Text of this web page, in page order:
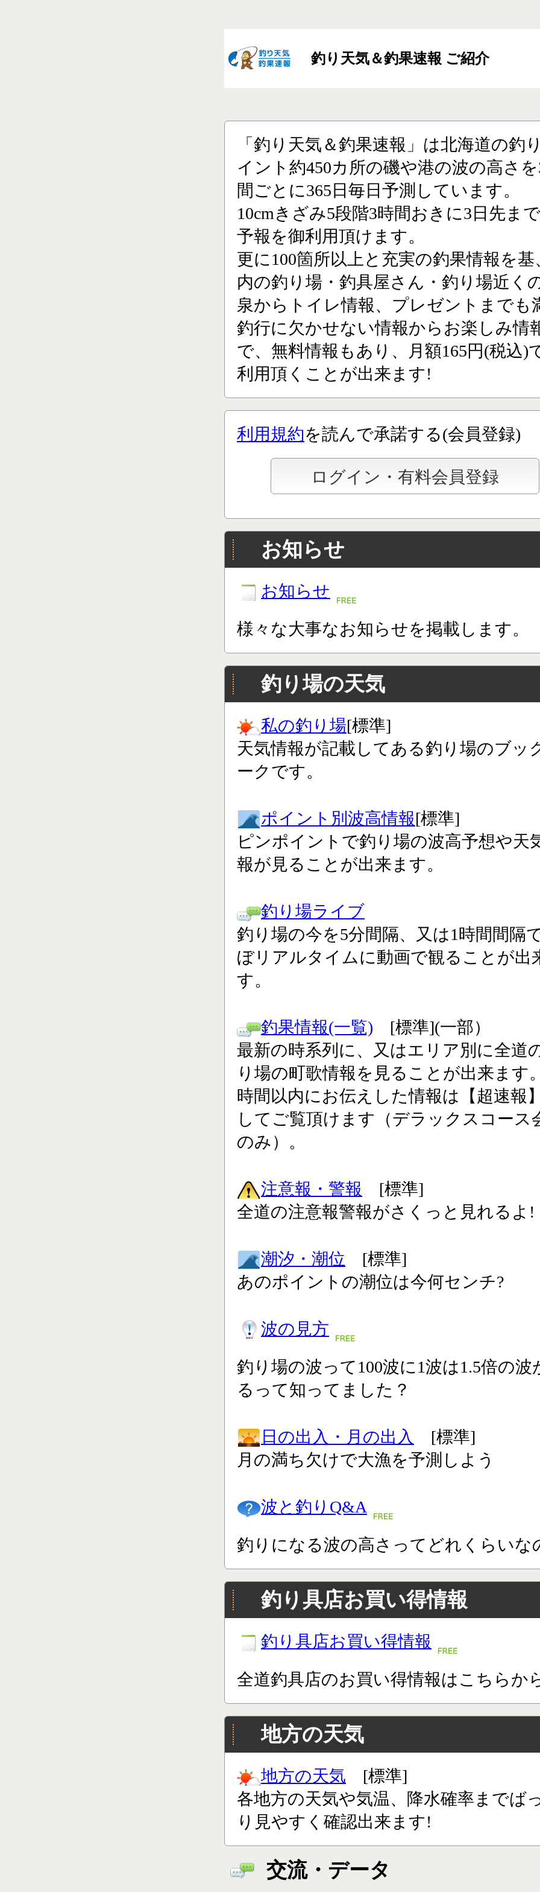
釣り天気＆釣果速報 ご紹介
「釣り天気＆釣果速報」は北海道の釣
イント約450カ所の磯や港の波の高さ
間ごとに365日毎日予測しています。
10cmきざみ5段階3時間おきに3日先ま
予報を御利用頂けます。
更に100箇所以上と充実の釣果情報を基
内の釣り場・釣具屋さん・釣り場近く
泉からトイレ情報、プレゼントまでも
釣行に欠かせない情報からお楽しみ情
で、無料情報もあり、月額165円(税込)
利用頂くことが出来ます!
利用規約を読んで承諾する(会員登録)
お知らせ
お知らせ
様々な大事なお知らせを掲載します。
釣り場の天気
私の釣り場[標準]
天気情報が記載してある釣り場のブッ
ークです。
ポイント別波高情報[標準]
ピンポイントで釣り場の波高予想や天
報が見ることが出来ます。
釣り場ライブ
釣り場の今を5分間隔、又は1時間間隔
ぼリアルタイムに動画で観ることが出
す。
釣果情報(一覧) [標準](一部）
最新の時系列に、又はエリア別に全道
り場の町歌情報を見ることが出来ます
時間以内にお伝えした情報は【超速報
してご覧頂けます（デラックスコース
のみ）。
注意報・警報 [標準]
全道の注意報警報がさくっと見れるよ!
潮汐・潮位 [標準]
あのポイントの潮位は今何センチ?
波の見方
釣り場の波って100波に1波は1.5倍の波
るって知ってました？
日の出入・月の出入
[標準]
月の満ち欠けで大漁を予測しよう
波と釣りQ&A
釣りになる波の高さってどれくらいな
釣り具店お買い得情報
釣り具店お買い得情報
全道釣具店のお買い得情報はこちらか
地方の天気
地方の天気 [標準]
各地方の天気や気温、降水確率までば
り見やすく確認出来ます!
交流・データ